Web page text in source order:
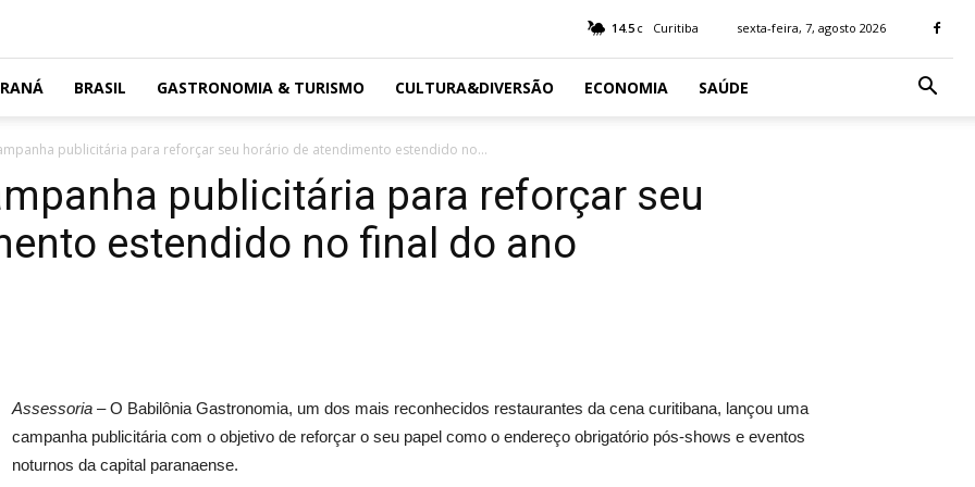
14.5 C Curitiba sexta-feira, 7, agosto 2026
BRASIL GASTRONOMIA & TURISMO CULTURA&DIVERSÃO ECONOMIA SAÚDE
publicitária para reforçar seu horário de atendimento estendido no...
publicitária para reforçar seu
estendido no final do ano
Assessoria –O Babilônia Gastronomia, um dos mais reconhecidos restaurantes da cena curitibana, lançou uma
campanha publicitária com o objetivo de reforçar o seu papel como o endereço obrigatório pós-shows e eventos
noturnos da capital paranaense.